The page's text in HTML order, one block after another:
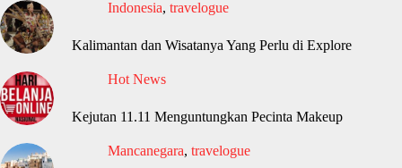
Indonesia, travelogue
Kalimantan dan Wisatanya Yang Perlu di Explore
Hot News
Kejutan 11.11 Menguntungkan Pecinta Makeup
Mancanegara, travelogue